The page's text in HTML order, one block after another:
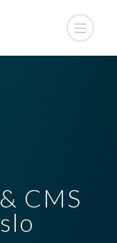
CMS